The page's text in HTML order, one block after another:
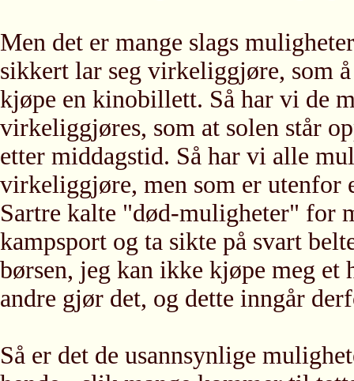
Men det er mange slags
sikkert lar seg virkeliggjøre, som
kjøpe en kinobillett. Så har vi de
virkeliggjøres, som at solen står
etter middagstid. Så har vi alle
virkeliggjøre, men som er utenfor
Sartre kalte "død-muligheter" for
kampsport og ta sikte på svart
børsen, jeg kan ikke kjøpe meg
andre gjør det, og dette inngår
Så er det de usannsynlige